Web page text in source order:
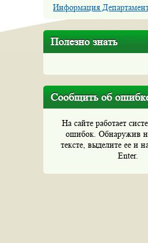
Информация
Полезно знать
Сообщить об
На сайте работает
ошибок. Обнаружив
тексте, выделите ее и
Enter.